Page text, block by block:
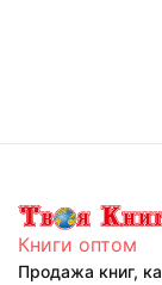
Книги оптом
Продажа книг,